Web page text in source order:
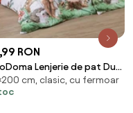
RON
Lenjerie de pat Dual
WOODLAND
cm, clasic, cu fermoar